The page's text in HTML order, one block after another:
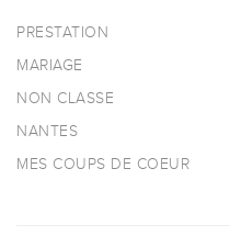
PRESTATION
MARIAGE
NON CLASSE
NANTES
MES COUPS DE COEUR